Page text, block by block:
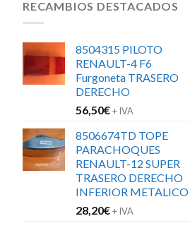
RECAMBIOS DESTACADOS
8504315 PILOTO
RENAULT-4 F6
Furgoneta TRASERO
DERECHO
56,50€+ IVA
8506674TD TOPE
PARACHOQUES
RENAULT-12 SUPER
TRASERO DERECHO
INFERIOR METALICO
28,20€+ IVA